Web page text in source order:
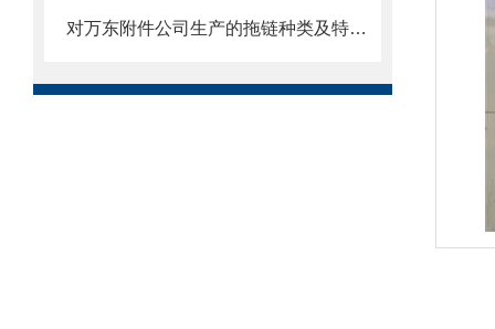
对万东附件公司生产的拖链种类及特点的详细介绍